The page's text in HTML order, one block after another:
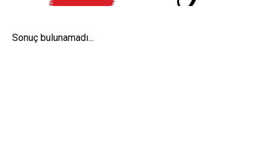
Sonuç bulunamadı...